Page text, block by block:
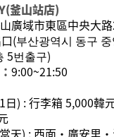
釜山站店)
山廣域市東區中央大
(부산광역시 동구
5번출구)
9:00~21:50
日) : 行李箱 5,000韓